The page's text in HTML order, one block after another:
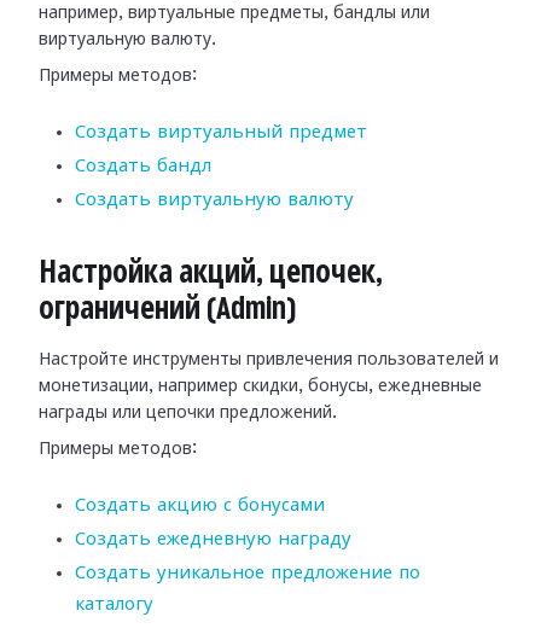
например, виртуальные предметы, бандлы или
виртуальную валюту.
Примеры методов:
Создать виртуальный предмет
Создать бандл
Создать виртуальную валюту
Настройка акций, цепочек,
ограничений (Admin)
Настройте инструменты привлечения пользователей и
монетизации, например скидки, бонусы, ежедневные
награды или цепочки предложений.
Примеры методов:
Создать акцию с бонусами
Создать ежедневную награду
Создать уникальное предложение по
каталогу